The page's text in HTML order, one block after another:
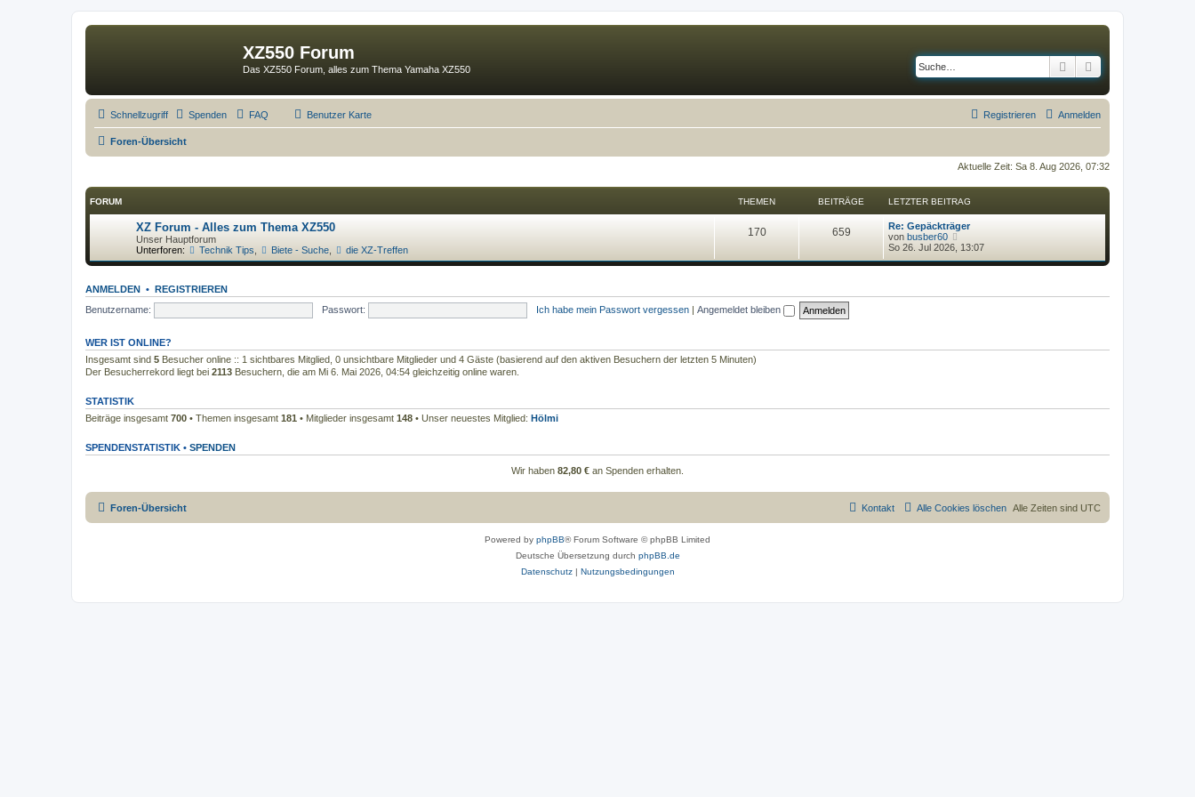
XZ550 Forum
Das XZ550 Forum, alles zum Thema Yamaha XZ550 Suche
Schnellzugriff Spenden FAQ Benutzer Karte Anmelden
Registrieren
Foren-Übersicht
Aktuelle Zeit: Sa 8. Aug 2026, 07:32
FORUM THEMEN BEITRÄGE LETZTER BEITRAG
XZ Forum - Alles zum Thema XZ550
Unser Hauptforum
Unterforen:
Technik Tips Biete - Suche, die XZ-Treffen
170 659
Re: Gepäckträger
von busber60
e
e
e
t
So 26. Jul 2026, 13:07
ANMELDEN • REGISTRIEREN
Benutzername:
Passwort: Ich habe mein Passwort vergessen | Angemeldet bleiben
WER IST ONLINE?
Insgesamt sind 5 Besucher online :: 1 sichtbares Mitglied, 0 unsichtbare Mitglieder und 4 Gäste (basierend auf den aktiven Besuchern der letzten 5 Minuten)
Der Besucherrekord liegt bei 2113 Besuchern, die am Mi 6. Mai 2026, 04:54 gleichzeitig online waren.
STATISTIK
Beiträge insgesamt 700 • Themen insgesamt 181 • Mitglieder insgesamt 148 • Unser neuestes Mitglied: Hölmi
SPENDENSTATISTIK • SPENDEN
Wir haben 82,80 € an Spenden erhalten.
Foren-Übersicht Alle Zeiten sind UTC
Alle Cookies löschen
Kontakt
Powered by phpBB® Forum Software © phpBB Limited
Deutsche Übersetzung durch phpBB.de
Datenschutz| Nutzungsbedingungen